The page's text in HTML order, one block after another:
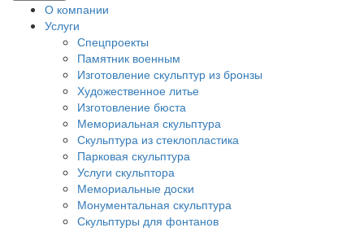
О компании
Услуги
Спецпроекты
Памятник военным
Изготовление скульптур из бронзы
Художественное литье
Изготовление бюста
Мемориальная скульптура
Скульптура из стеклопластика
Парковая скульптура
Услуги скульптора
Мемориальные доски
Монументальная скульптура
Скульптуры для фонтанов